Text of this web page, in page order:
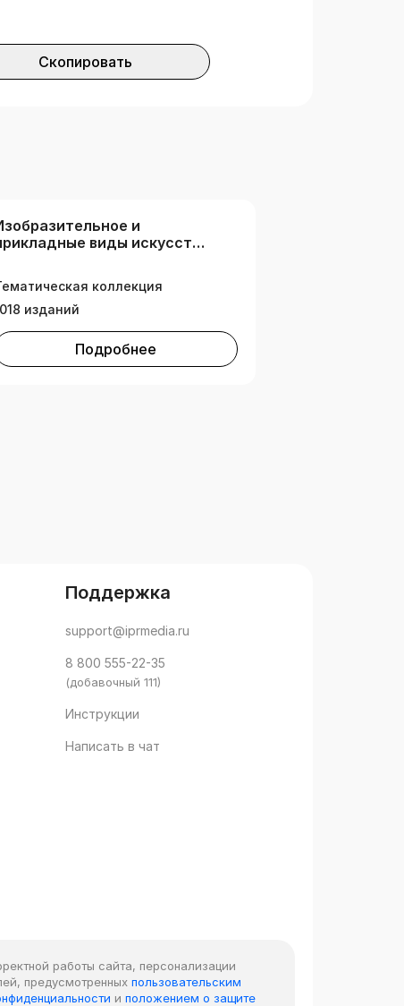
Скопировать
и
виды искусств.
коллекция
изданий
Подробнее
Поддержка
support@iprmedia.ru
8 800 555-22-35
(добавочный 111)
Инструкции
Написать в чат
работы сайта, персонализации
предусмотренных пользовательским
и положением о защите